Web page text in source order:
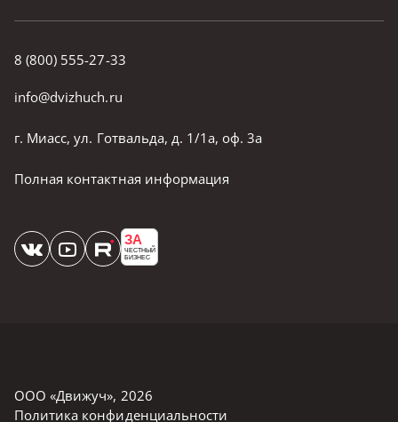
8 (800) 555-27-33
info@dvizhuch.ru
г. Миасс, ул. Готвальда, д. 1/1а, оф. 3а
Полная контактная информация
ЗА
ЧЕСТНЫЙ
БИЗНЕС
ООО «Движуч», 2026
Политика конфиденциальности